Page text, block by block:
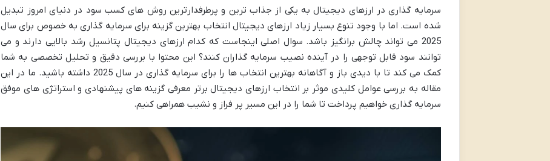
سرمایه گذاری در ارزهای دیجیتال به یکی از جذاب ترین و پرطرفدارترین روش های کسب سود در دنیای امروز تبدیل
شده است. اما با وجود تنوع بسیار زیاد ارزهای دیجیتال انتخاب بهترین گزینه برای سرمایه گذاری به خصوص برای سال
2025 می تواند چالش برانگیز باشد. سوال اصلی اینجاست که کدام ارزهای دیجیتال پتانسیل رشد بالایی دارند و می
توانند سود قابل توجهی را در آینده نصیب سرمایه گذاران کنند؟ این محتوا با بررسی دقیق و تحلیل تخصصی به شما
کمک می کند تا با دیدی باز و آگاهانه بهترین انتخاب ها را برای سرمایه گذاری در سال 2025 داشته باشید. ما در این
مقاله به بررسی عوامل کلیدی موثر بر انتخاب ارزهای دیجیتال برتر معرفی گزینه های پیشنهادی و استراتژی های موفق
سرمایه گذاری خواهیم پرداخت تا شما را در این مسیر پر فراز و نشیب همراهی کنیم.